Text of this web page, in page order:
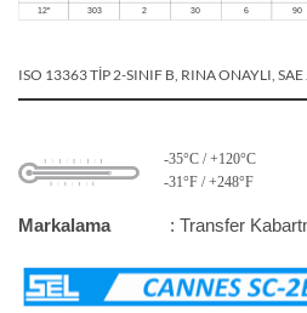
ISO 13363 TİP 2-SINIF B, RINA ONAYLI,
-35°C / +120°C
-31°F / +248°F
Markalama : Transfer